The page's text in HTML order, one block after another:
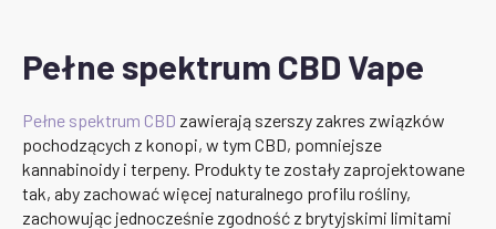
Pełne spektrum CBD Vape
Pełne spektrum CBD zawierają szerszy zakres związków
pochodzących z konopi, w tym CBD, pomniejsze
kannabinoidy i terpeny. Produkty te zostały zaprojektowane
tak, aby zachować więcej naturalnego profilu rośliny,
zachowując jednocześnie zgodność z brytyjskimi limitami